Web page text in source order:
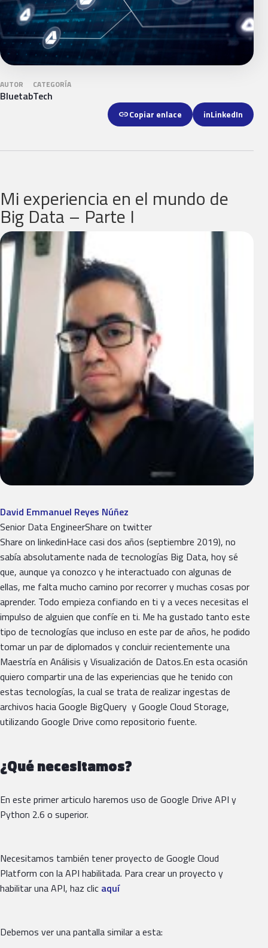
AUTOR
Bluetab
CATEGORÍA
Tech
linkCopiar enlace inLinkedIn
Mi experiencia en el mundo de
Big Data – Parte I
David Emmanuel Reyes Núñez
Senior Data EngineerShare on twitter
Share on linkedinHace casi dos años (septiembre 2019), no
sabía absolutamente nada de tecnologías Big Data, hoy sé
que, aunque ya conozco y he interactuado con algunas de
ellas, me falta mucho camino por recorrer y muchas cosas por
aprender. Todo empieza confiando en ti y a veces necesitas el
impulso de alguien que confíe en ti. Me ha gustado tanto este
tipo de tecnologías que incluso en este par de años, he podido
tomar un par de diplomados y concluir recientemente una
Maestría en Análisis y Visualización de Datos.En esta ocasión
quiero compartir una de las experiencias que he tenido con
estas tecnologías, la cual se trata de realizar ingestas de
archivos hacia Google BigQuery y Google Cloud Storage,
utilizando Google Drive como repositorio fuente.
¿Qué necesitamos?
En este primer articulo haremos uso de Google Drive API y
Python 2.6 o superior.
Necesitamos también tener proyecto de Google Cloud
Platform con la API habilitada. Para crear un proyecto y
habilitar una API, haz clic aquí
Debemos ver una pantalla similar a esta: